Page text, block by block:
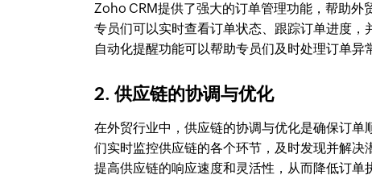
Zoho CRM提供了强大的订单管理功能，帮助外
专员们可以实时查看订单状态、跟踪订单进度
自动化提醒功能可以帮助专员们及时处理订单异
2. 供应链的协调与优化
在外贸行业中，供应链的协调与优化是确保订
们实时监控供应链的各个环节，及时发现并解决
提高供应链的响应速度和灵活性，从而降低订单